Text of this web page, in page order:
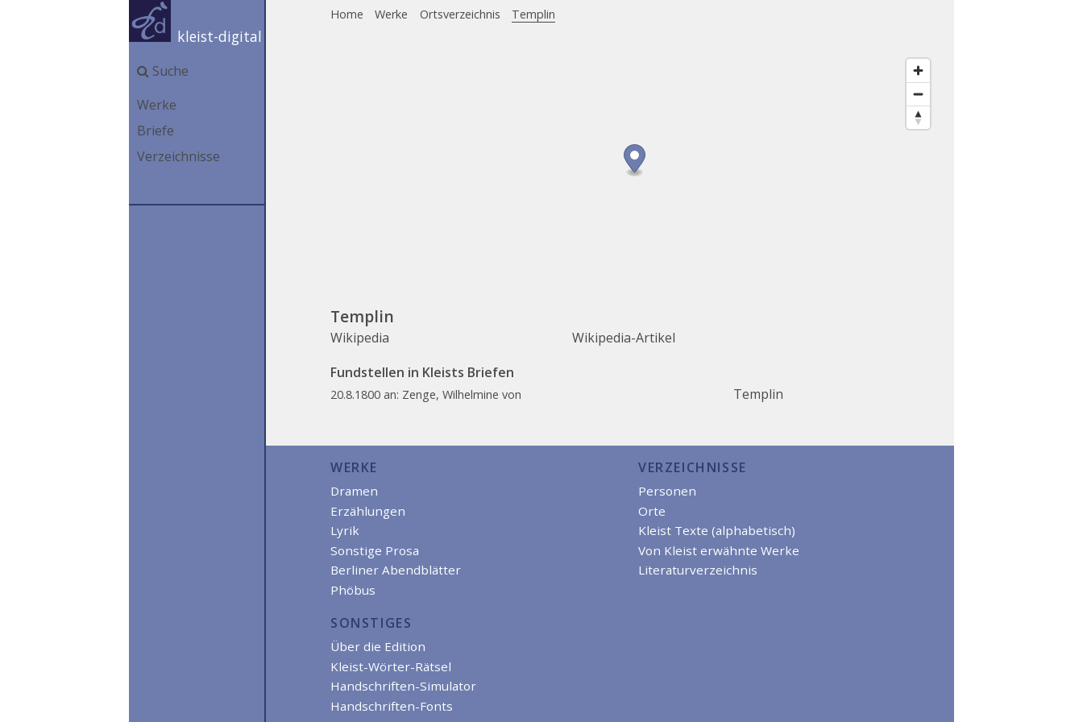
kleist-digital
Suche
Werke
Briefe
Verzeichnisse
Home Werke Ortsverzeichnis Templin
Templin
Wikipedia
Wikipedia-Artikel
Fundstellen in Kleists Briefen
20.8.1800 an: Zenge, Wilhelmine von Templin
WERKE
Dramen
Erzählungen
Lyrik
Sonstige Prosa
Berliner Abendblätter
Phöbus
VERZEICHNISSE
Personen
Orte
Kleist Texte (alphabetisch)
Von Kleist erwähnte Werke
Literaturverzeichnis
SONSTIGES
Über die Edition
Kleist-Wörter-Rätsel
Handschriften-Simulator
Handschriften-Fonts